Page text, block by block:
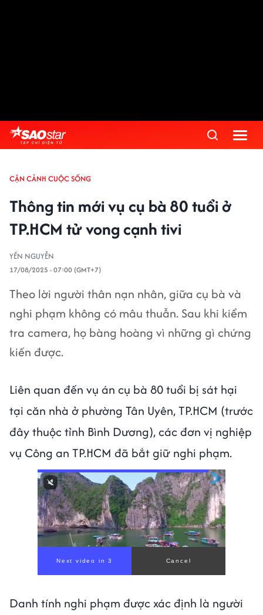
CẬN CẢNH CUỘC SỐNG
Thông tin mới vụ cụ bà 80 tuổi ở
TP.HCM tử vong cạnh tivi
YẾN NGUYỄN
17/08/2025 - 07:00 (GMT+7)
Theo lời người thân nạn nhân, giữa cụ bà và
nghi phạm không có mâu thuẫn. Sau khi kiểm
tra camera, họ bàng hoàng vì những gì chứng
kiến được.
Liên quan đến vụ án cụ bà 80 tuổi bị sát hại
tại căn nhà ở phường Tân Uyên, TP.HCM (trước
đây thuộc tỉnh Bình Dương), các đơn vị nghiệp
vụ Công an TP.HCM đã bắt giữ nghi phạm.
Next video in 1 Cancel
Danh tính nghi phạm được xác định là người